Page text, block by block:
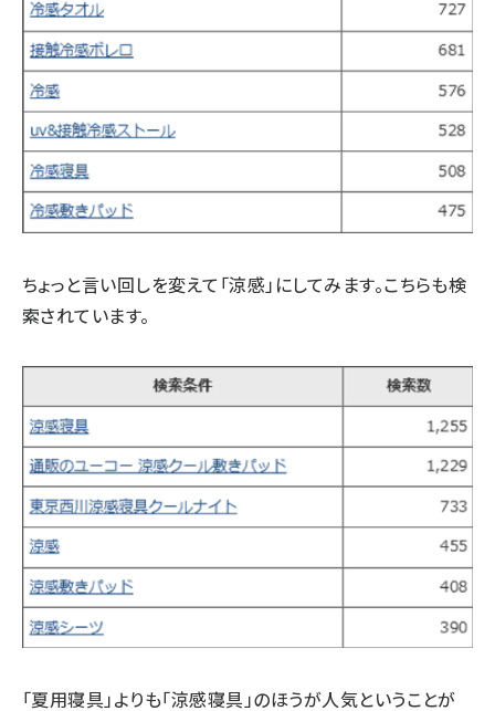
ちょっと言い回しを変えて「涼感」にしてみます。こちらも検
索されています。
「夏用寝具」よりも「涼感寝具」のほうが人気ということが